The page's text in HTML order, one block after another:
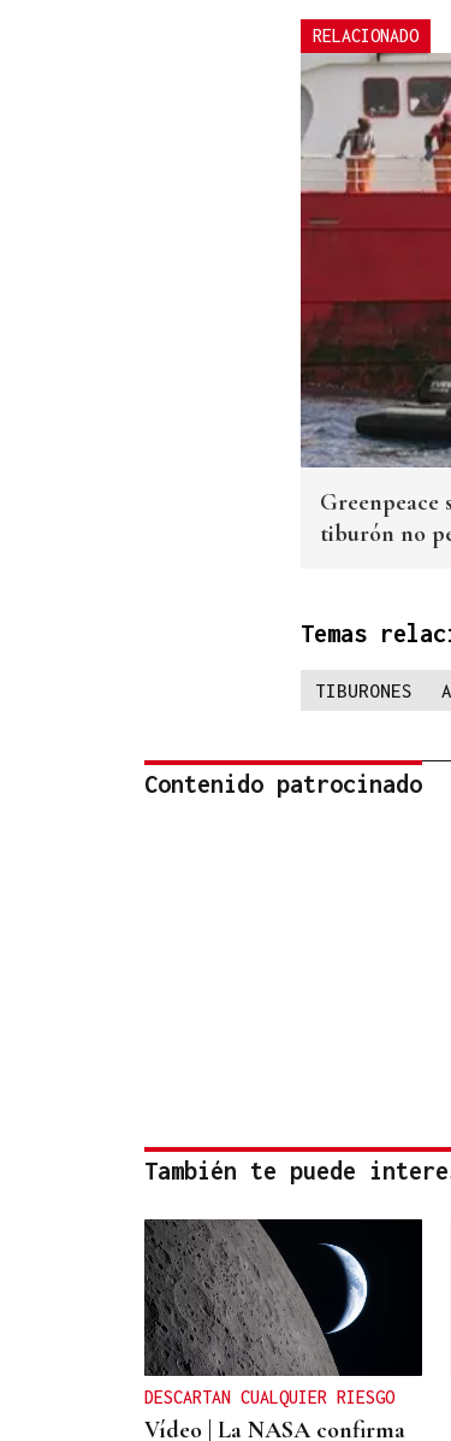
RELACIONADO
Greenpeace
tiburón no
Temas
TIBURONES
Contenido patrocinado
También te puede
DESCARTAN CUALQUIER RIESGO
Vídeo | La NASA confirma